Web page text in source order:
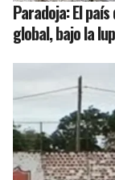
Paradoja: El
global, bajo la